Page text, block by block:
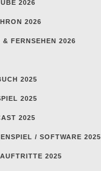
2026
2026
& FERNSEHEN 2026
2025
2025
2025
/ SOFTWARE 2025
2025